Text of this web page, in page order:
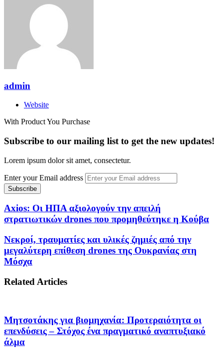
admin
Website
With Product You Purchase
Subscribe to our mailing list to get the new updates!
Lorem ipsum dolor sit amet, consectetur.
Enter your Email address
Axios: Οι ΗΠΑ αξιολογούν την απειλή
στρατιωτικών drones που προμηθεύτηκε η Κούβα
Νεκροί, τραυματίες και υλικές ζημιές από την
μεγαλύτερη επίθεση drones της Ουκρανίας στη
Μόσχα
Related Articles
Μητσοτάκης για βιομηχανία: Προτεραιότητα οι
επενδύσεις – Στόχος ένα πραγματικό αναπτυξιακό
άλμα